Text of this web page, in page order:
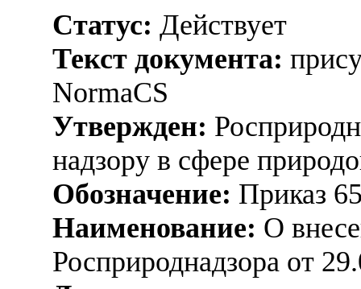
Статус: Действует
Текст документа:
NormaCS
Утвержден:
надзору в сфере
Обозначение: Приказ
Наименование: О
Росприроднадзора от